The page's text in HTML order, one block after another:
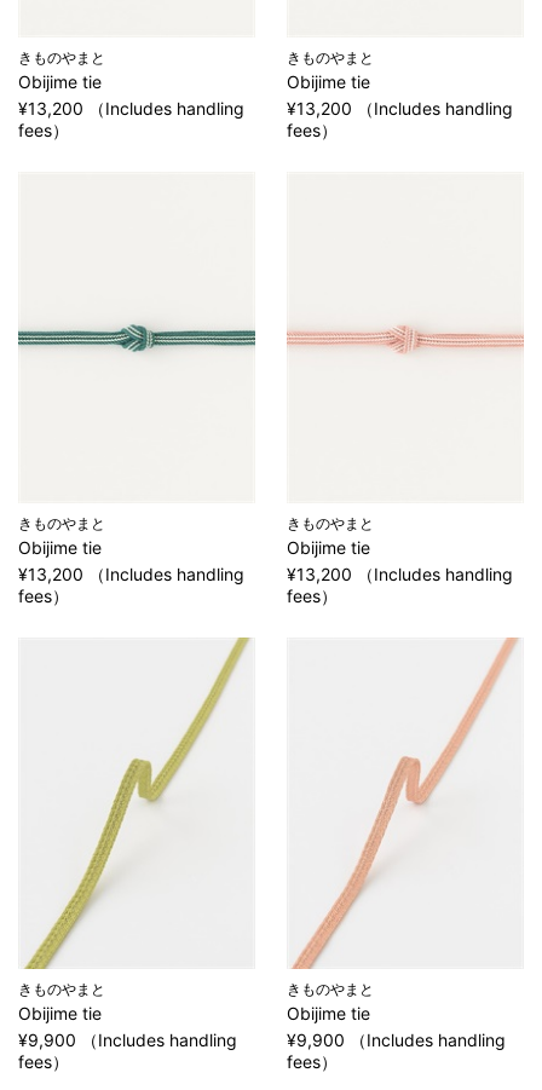
きものやまと
Obijime tie
¥13,200 （Includes handling
fees）
きものやまと
Obijime tie
¥13,200 （Includes handling
fees）
きものやまと
Obijime tie
¥13,200 （Includes handling
fees）
きものやまと
Obijime tie
¥13,200 （Includes handling
fees）
きものやまと
Obijime tie
¥9,900 （Includes handling
fees）
きものやまと
Obijime tie
¥9,900 （Includes handling
fees）